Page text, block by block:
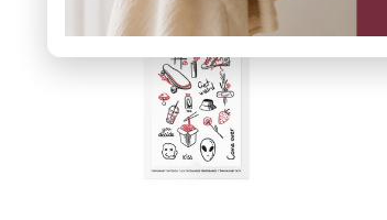
Najpredávanejšie
Abecedne